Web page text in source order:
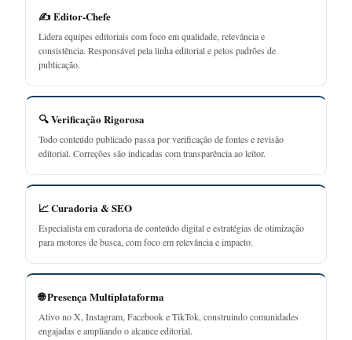
✍️ Editor-Chefe
Lidera equipes editoriais com foco em qualidade, relevância e
consistência. Responsável pela linha editorial e pelos padrões de
publicação.
🔍 Verificação Rigorosa
Todo conteúdo publicado passa por verificação de fontes e revisão
editorial. Correções são indicadas com transparência ao leitor.
📈 Curadoria & SEO
Especialista em curadoria de conteúdo digital e estratégias de otimização
para motores de busca, com foco em relevância e impacto.
🌐 Presença Multiplataforma
Ativo no X, Instagram, Facebook e TikTok, construindo comunidades
engajadas e ampliando o alcance editorial.